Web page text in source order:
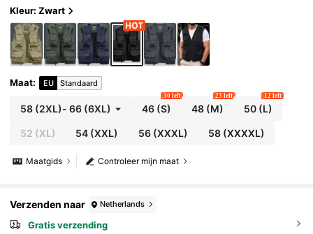
Kleur: Zwart
Maat: EU Standaard
58(2XL)- 66 (6XL) 46 (S)
30 left
48 (M)
23 left
50(L)
12 left
52 (XL) 54 (XXL) 56(XXXL) 58(XXXXL)
Controleer mijn maat
Maatgids
Verzenden naar Netherlands
Gratis verzending